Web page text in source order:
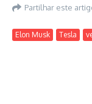
Partilhar este
Elon Musk Tesla